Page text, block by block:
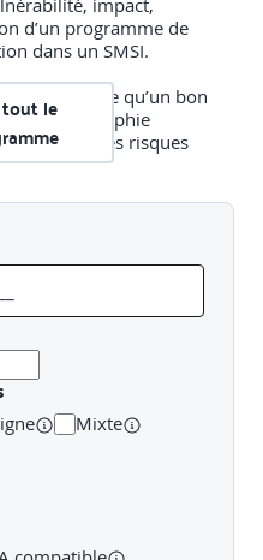
impact,
d’un programme de
dans un SMSI.
« Qu’est-ce qu’un bon
cartographie
gestion des risques
ORGANISATIONNEL ET
externe, identification des
et opérationnels.
du risque, typologies
Construction
d’un programme
des rôles et
atelier de construction
rôles et responsabilités.
le
Mixte